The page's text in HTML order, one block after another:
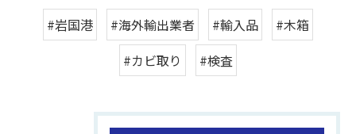
#岩国港 #海外輸出業者 #輸入品
#木箱
#カビ取り
#検査